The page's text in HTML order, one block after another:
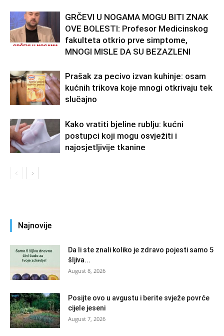
GRČEVI U NOGAMA MOGU BITI ZNAK
OVE BOLESTI: Profesor Medicinskog
fakulteta otkrio prve simptome,
MNOGI MISLE DA SU BEZAZLENI
Prašak za pecivo izvan kuhinje: osam
kućnih trikova koje mnogi otkrivaju tek
slučajno
Kako vratiti bjeline rublju: kućni
postupci koji mogu osvježiti i
najosjetljivije tkanine
Najnovije
Da li ste znali koliko je zdravo pojesti samo 5
šljiva...
August 8, 2026
Posijte ovo u avgustu i berite svježe povrće
cijele jeseni
August 7, 2026